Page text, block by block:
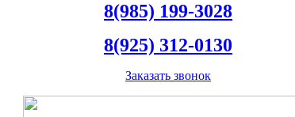
8(985) 199-3028
8(925) 312-0130
Заказать звонок